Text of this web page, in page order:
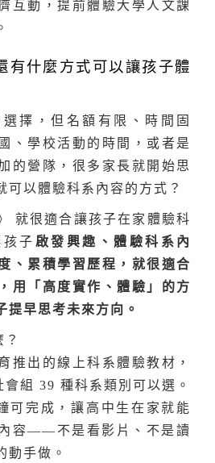
互動，提前體驗大學人文課
有什麼方式可以讓孩子體
擇，但名額有限、時間固
、學校活動的時間，或者是
的營隊，很多家長就開始思
可以體驗科系內容的方式？
就很適合讓孩子在家體驗科
子 啟發興趣、體驗科系內
、累積學習歷程，就很適合
用「高度實作、體驗」的方
提早思考未來方向。
推出的線上科系體驗教材，
組 39 種科系類別可以選。
可完成，讓高中生在家就能
容——不是看影片、不是讀
動手做。